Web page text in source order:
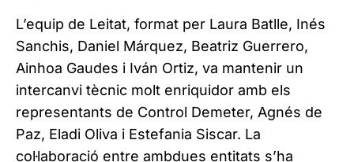
L’equip de Leitat, format per Laura Batlle, Inés
Sanchis, Daniel Márquez, Beatriz Guerrero,
Ainhoa Gaudes i Iván Ortiz, va mantenir un
intercanvi tècnic molt enriquidor amb els
representants de Control Demeter, Agnés de
Paz, Eladi Oliva i Estefania Siscar. La
col·laboració entre ambdues entitats s’ha